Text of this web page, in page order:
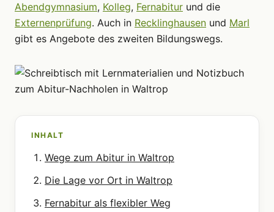
Abendgymnasium, Kolleg, Fernabitur und die
Externenprüfung. Auch in Recklinghausen und Marl
gibt es Angebote des zweiten Bildungswegs.
INHALT
Wege zum Abitur in Waltrop
Die Lage vor Ort in Waltrop
Fernabitur als flexibler Weg